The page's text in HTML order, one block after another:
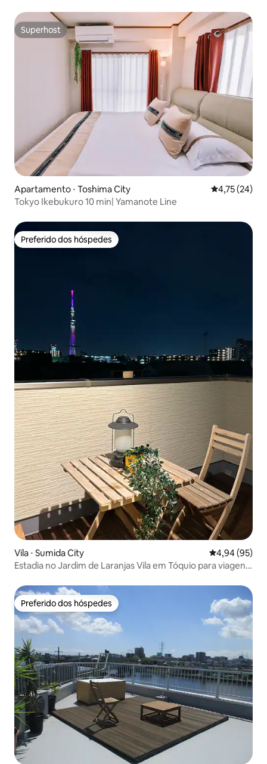
Superhost
Superhost
Apartamento ⋅ Toshima City 4,75 de uma
4,75 (24)
Tokyo Ikebukuro 10 min| Yamanote Line
Preferido dos hóspedes
Preferido dos hóspedes
Vila ⋅ Sumida City 4,94 de uma
4,94 (95)
Estadia no Jardim de Laranjas Vila em Tóquio para viagens
de estar, varanda com vista noturna, vista para a Sky Tree,
privacidade
Preferido dos hóspedes
Preferido dos hóspedes